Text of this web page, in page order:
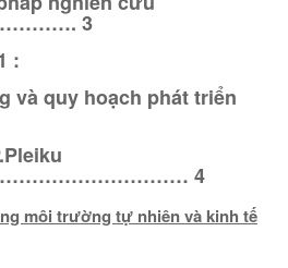
3
:
và quy hoạch phát triển
4
môi trường tự nhiên và kinh tế